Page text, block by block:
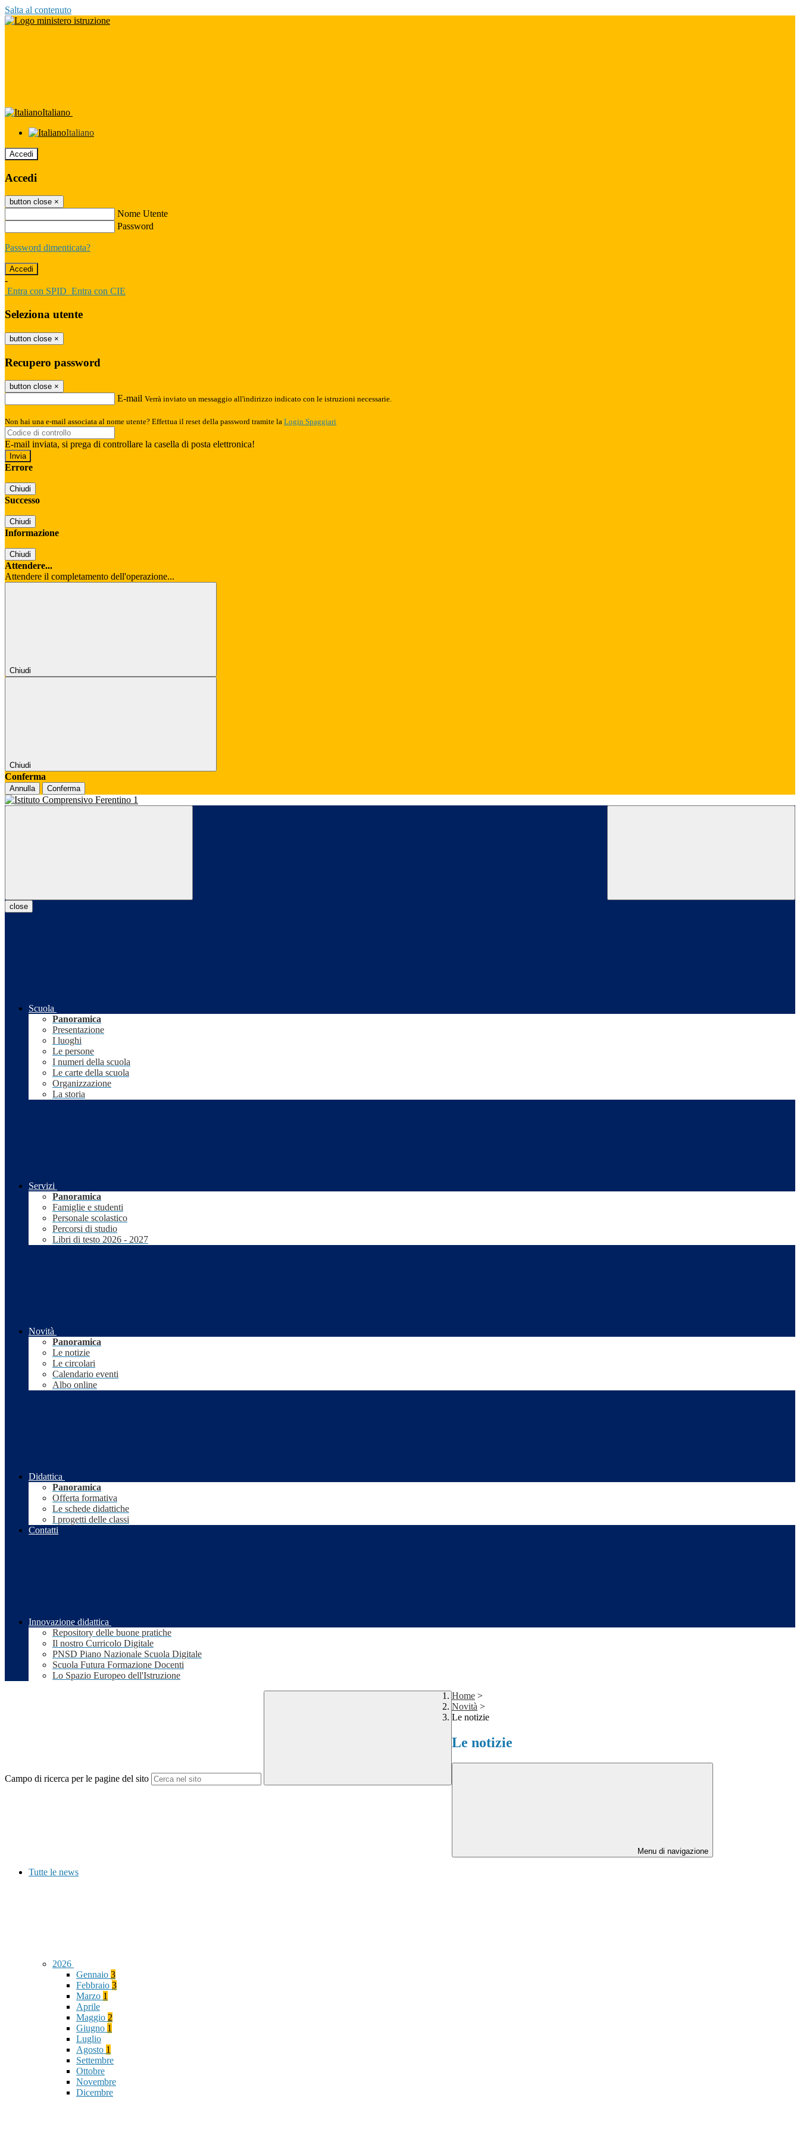
Salta al contenuto
Italiano
Italiano
Accedi
Accedi
button close ×
Nome Utente
Password
Password dimenticata?
-
Entra con SPID Entra con CIE
Seleziona utente
button close ×
Recupero password
button close ×
E-mail Verrà inviato un messaggio all'indirizzo indicato con le istruzioni necessarie.
Non hai una e-mail associata al nome utente? Effettua il reset della password tramite la Login Spaggiari
E-mail inviata, si prega di controllare la casella di posta elettronica!
Errore
Chiudi
Successo
Chiudi
Informazione
Chiudi
Attendere...
Attendere il completamento dell'operazione...
Chiudi
Chiudi
Conferma
Annulla Conferma
close
Scuola
Panoramica
Presentazione
I luoghi
Le persone
I numeri della scuola
Le carte della scuola
Organizzazione
La storia
Servizi
Panoramica
Famiglie e studenti
Personale scolastico
Percorsi di studio
Libri di testo 2026 - 2027
Novità
Panoramica
Le notizie
Le circolari
Calendario eventi
Albo online
Didattica
Panoramica
Offerta formativa
Le schede didattiche
I progetti delle classi
Contatti
Innovazione didattica
Repository delle buone pratiche
Il nostro Curricolo Digitale
PNSD Piano Nazionale Scuola Digitale
Scuola Futura Formazione Docenti
Lo Spazio Europeo dell'Istruzione
Campo di ricerca per le pagine del sito
Home >
Novità >
Le notizie
Le notizie
Menu di navigazione
Tutte le news
2026
Gennaio 3
Febbraio 3
Marzo 1
Aprile
Maggio 2
Giugno 1
Luglio
Agosto 1
Settembre
Ottobre
Novembre
Dicembre